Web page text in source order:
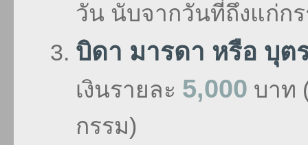
วัน นับจากวันที่ถึงแก่ก
บิดา มารดา หรือ บุต
เงินรายละ 5,000 บาท
กรรม)